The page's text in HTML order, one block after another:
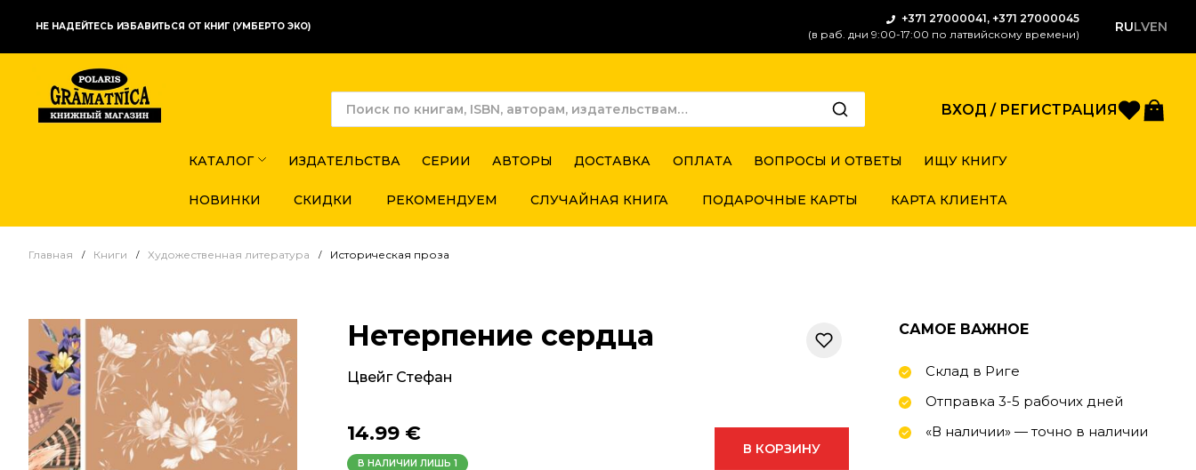
НЕ НАДЕЙТЕСЬ ИЗБАВИТЬСЯ ОТ КНИГ (УМБЕРТО ЭКО)
+371 27000041, +371 27000045
(в раб. дни 9:00-17:00 по латвийскому времени)
RULVEN
ВХОД / РЕГИСТРАЦИЯ
КАТАЛОГ ИЗДАТЕЛЬСТВА СЕРИИ АВТОРЫ ДОСТАВКА ОПЛАТА ВОПРОСЫ И ОТВЕТЫ ИЩУ КНИГУ
НОВИНКИ СКИДКИ РЕКОМЕНДУЕМ СЛУЧАЙНАЯ КНИГА ПОДАРОЧНЫЕ КАРТЫ КАРТА КЛИЕНТА
Главная Книги Художественная литература Историческая проза
Нетерпение сердца
Цвейг Стефан
14.99 €
В НАЛИЧИИ ЛИШЬ 1
В КОРЗИНУ
САМОЕ ВАЖНОЕ
Склад в Риге
Отправка 3-5 рабочих дней
«В наличии» — точно в наличии